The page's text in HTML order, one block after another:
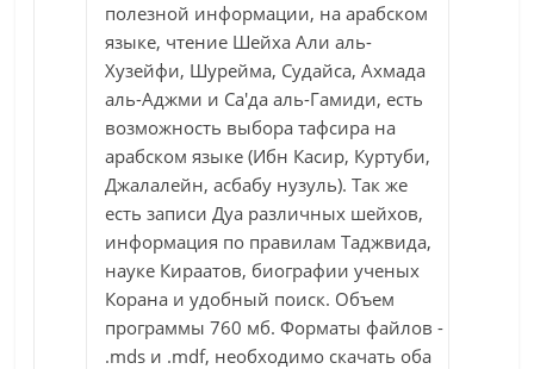
полезной информации, на арабском
языке, чтение Шейха Али аль-
Хузейфи, Шурейма, Судайса, Ахмада
аль-Аджми и Са'да аль-Гамиди, есть
возможность выбора тафсира на
арабском языке (Ибн Касир, Куртуби,
Джалалейн, асбабу нузуль). Так же
есть записи Дуа различных шейхов,
информация по правилам Таджвида,
науке Кираатов, биографии ученых
Корана и удобный поиск. Объем
программы 760 мб. Форматы файлов -
.mds и .mdf, необходимо скачать оба